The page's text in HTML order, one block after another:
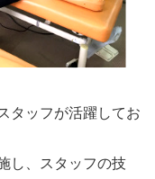
タッフが活躍してお
し、スタッフの技